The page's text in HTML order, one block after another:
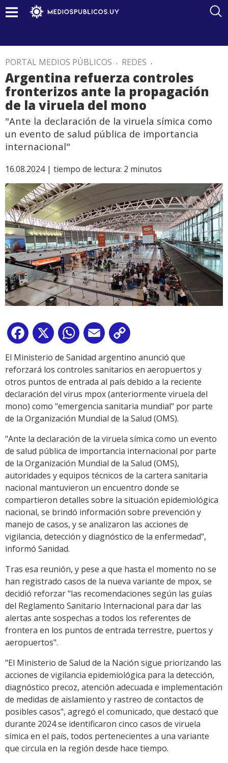
PORTAL MEDIOS PÚBLICOS . REDES .
Argentina refuerza controles
fronterizos ante la propagación
de la viruela del mono
"Ante la declaración de la viruela símica como
un evento de salud pública de importancia
internacional"
16.08.2024 | tiempo de lectura: 2 minutos
Facebook
X WhatsApp
Email
Link
El Ministerio de Sanidad argentino anunció que
reforzará los controles sanitarios en aeropuertos y
otros puntos de entrada al país debido a la reciente
declaración del virus mpox (anteriormente viruela del
mono) como "emergencia sanitaria mundial" por parte
de la Organización Mundial de la Salud (OMS).
"Ante la declaración de la viruela símica como un evento
de salud pública de importancia internacional por parte
de la Organización Mundial de la Salud (OMS),
autoridades y equipos técnicos de la cartera sanitaria
nacional mantuvieron un encuentro donde se
compartieron detalles sobre la situación epidemiológica
nacional, se brindó información sobre prevención y
manejo de casos, y se analizaron las acciones de
vigilancia, detección y diagnóstico de la enfermedad",
informó Sanidad.
Tras esa reunión, y pese a que hasta el momento no se
han registrado casos de la nueva variante de mpox, se
decidió reforzar "las recomendaciones según las guías
del Reglamento Sanitario Internacional para dar las
alertas ante sospechas a todos los referentes de
frontera en los puntos de entrada terrestre, puertos y
aeropuertos".
"El Ministerio de Salud de la Nación sigue priorizando las
acciones de vigilancia epidemiológica para la detección,
diagnóstico precoz, atención adecuada e implementación
de medidas de aislamiento y rastreo de contactos de
posibles casos", agregó el comunicado, que destacó que
durante 2024 se identificaron cinco casos de viruela
símica en el país, todos pertenecientes a una variante
que circula en la región desde hace tiempo.